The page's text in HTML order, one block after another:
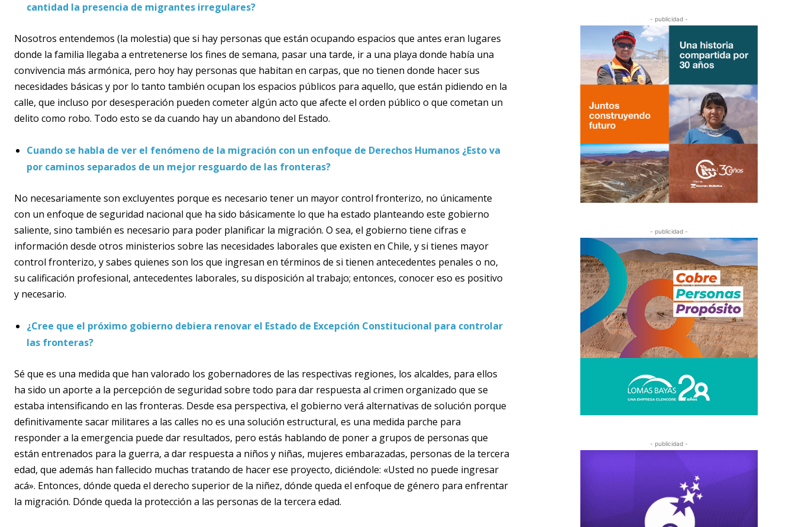
cantidad la presencia de migrantes irregulares?
Nosotros entendemos (la molestia) que si hay personas que están ocupando espacios que antes eran lugares
donde la familia llegaba a entretenerse los fines de semana, pasar una tarde, ir a una playa donde había una
convivencia más armónica, pero hoy hay personas que habitan en carpas, que no tienen donde hacer sus
necesidades básicas y por lo tanto también ocupan los espacios públicos para aquello, que están pidiendo en la
calle, que incluso por desesperación pueden cometer algún acto que afecte el orden público o que cometan un
delito como robo. Todo esto se da cuando hay un abandono del Estado.
Cuando se habla de ver el fenómeno de la migración con un enfoque de Derechos Humanos ¿Esto va
por caminos separados de un mejor resguardo de las fronteras?
No necesariamente son excluyentes porque es necesario tener un mayor control fronterizo, no únicamente
con un enfoque de seguridad nacional que ha sido básicamente lo que ha estado planteando este gobierno
saliente, sino también es necesario para poder planificar la migración. O sea, el gobierno tiene cifras e
información desde otros ministerios sobre las necesidades laborales que existen en Chile, y si tienes mayor
control fronterizo, y sabes quienes son los que ingresan en términos de si tienen antecedentes penales o no,
su calificación profesional, antecedentes laborales, su disposición al trabajo; entonces, conocer eso es positivo
y necesario.
¿Cree que el próximo gobierno debiera renovar el Estado de Excepción Constitucional para controlar
las fronteras?
Sé que es una medida que han valorado los gobernadores de las respectivas regiones, los alcaldes, para ellos
ha sido un aporte a la percepción de seguridad sobre todo para dar respuesta al crimen organizado que se
estaba intensificando en las fronteras. Desde esa perspectiva, el gobierno verá alternativas de solución porque
definitivamente sacar militares a las calles no es una solución estructural, es una medida parche para
responder a la emergencia puede dar resultados, pero estás hablando de poner a grupos de personas que
están entrenados para la guerra, a dar respuesta a niños y niñas, mujeres embarazadas, personas de la tercera
edad, que además han fallecido muchas tratando de hacer ese proyecto, diciéndole: «Usted no puede ingresar
acá». Entonces, dónde queda el derecho superior de la niñez, dónde queda el enfoque de género para enfrentar
la migración. Dónde queda la protección a las personas de la tercera edad.
- publicidad -
- publicidad -
- publicidad -